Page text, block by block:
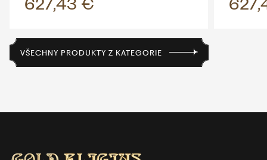
627,43 €
VŠECHNY PRODUKTY Z KATEGORIE